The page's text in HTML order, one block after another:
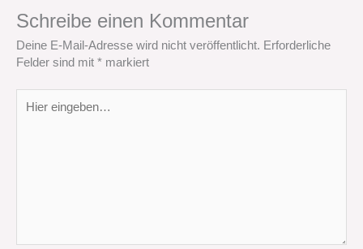
Schreibe einen Kommentar
Deine E-Mail-Adresse wird nicht veröffentlicht. Erforderliche
Felder sind mit * markiert
eingeben…